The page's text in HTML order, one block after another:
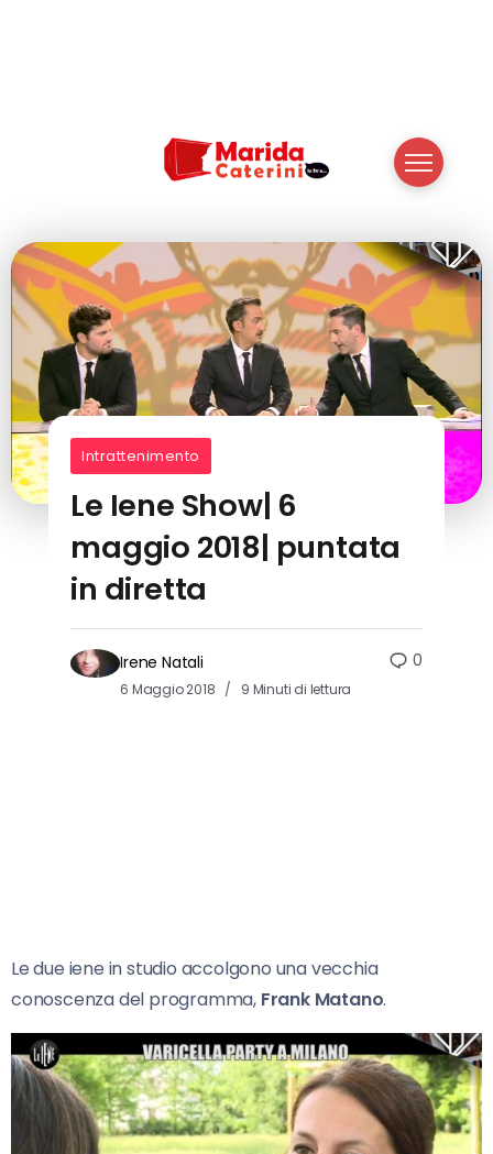
Intrattenimento
Le Iene Show| 6
maggio 2018| puntata
in diretta
Irene Natali
6 Maggio 2018 9 Minuti di lettura
0
Le due iene in studio accolgono una vecchia
conoscenza del programma, Frank Matano.